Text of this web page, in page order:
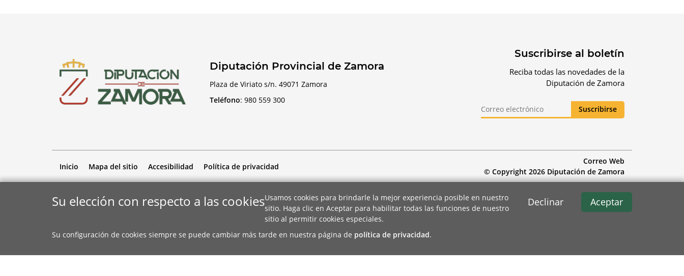
Diputación Provincial de Zamora
Plaza de Viriato s/n. 49071 Zamora
Teléfono: 980 559 300
Suscribirse al boletín
Reciba todas las novedades de la
Diputación de Zamora
Inicio Mapa del sitio Accesibilidad Política de privacidad
Correo Web
© Copyright 2026 Diputación de Zamora
Su elección con respecto a las cookies Declinar Aceptar
Usamos cookies para brindarle la mejor experiencia posible en nuestro
sitio. Haga clic en Aceptar para habilitar todas las funciones de nuestro
sitio al permitir cookies especiales.
Su configuración de cookies siempre se puede cambiar más tarde en nuestra página de política de privacidad.